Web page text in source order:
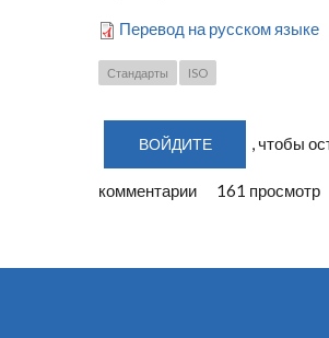
Перевод на русском языке
Стандарты ISO
ВОЙДИТЕ , чтобы
комментарии 161 просмотр